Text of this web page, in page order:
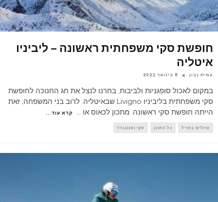
חופשת סקי משפחתית ראשונה – ליביניו
איטליה
עמית נבון 8 בינואר 2023
במקום לאכול סופגניות ולביבות, בחרנו לנצל את חג החנוכה לחופשת
סקי משפחתית בליביניו Livigno שבאיטליה. לרוב בני המשפחה, זאת
הייתה חופשת סקי ראשונה. מתכון לכאוס או ... קרא עוד...
טיולים בחו"ל כל התוכן סקי וסנובורד